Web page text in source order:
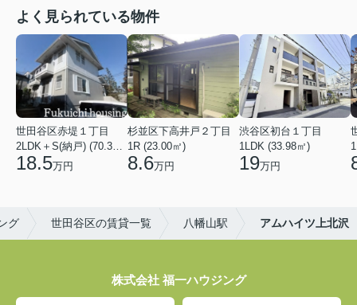
よく見られている物件
世田谷区赤堤１丁目
2LDK＋S(納戸) (70.38㎡)
18.5万円
杉並区下高井戸２丁目
1R (23.00㎡)
8.6万円
渋谷区初台１丁目
1LDK (33.98㎡)
19万円
グ 世田谷区の賃貸一覧 八幡山駅 アムハイツ上北沢
株式会社 福一ハウジング